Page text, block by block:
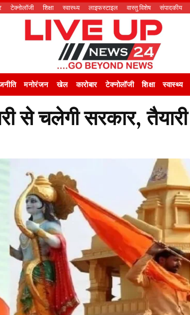
टेक्नोलॉजी शिक्षा स्वास्थ्य लाइफस्टाइल वास्तु विशेष संपादकीय
मनोरंजन खेल कारोबार टेक्नोलॉजी शिक्षा स्वास्थ्य
से चलेगी सरकार, तैयारी